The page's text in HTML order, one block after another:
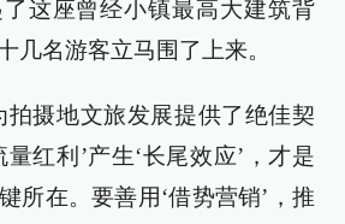
这座曾经小镇最高大建筑背
几名游客立马围了上来。
拍摄地文旅发展提供了绝佳契
红利’产生‘长尾效应’，才是
所在。要善用‘借势营销’，推